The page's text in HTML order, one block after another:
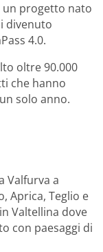
un progetto nato
divenuto
4.0.
oltre 90.000
che hanno
solo anno.
Valfurva a
Aprica, Teglio e
Valtellina dove
con paesaggi di